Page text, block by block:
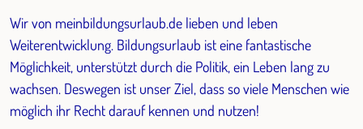
Wir von meinbildungsurlaub.de lieben und leben
Weiterentwicklung. Bildungsurlaub ist eine fantastische
Möglichkeit, unterstützt durch die Politik, ein Leben lang zu
wachsen. Deswegen ist unser Ziel, dass so viele Menschen wie
möglich ihr Recht darauf kennen und nutzen!